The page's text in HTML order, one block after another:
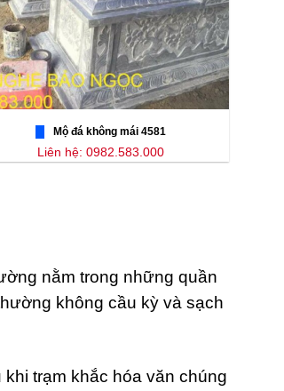
Mộ đá không mái 4581
Liên hệ: 0982.583.000
nằm trong những quần
không cầu kỳ và sạch
trạm khắc hóa văn chúng